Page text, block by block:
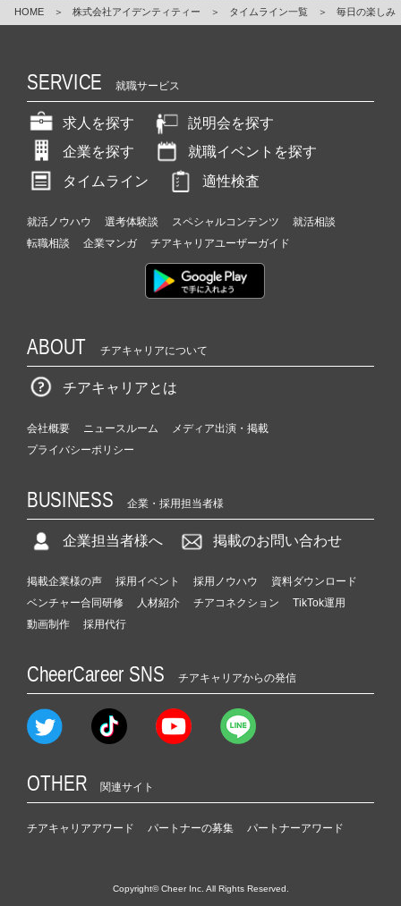
HOME ＞ 株式会社アイデンティティー ＞ タイムライン一覧 ＞ 毎日の楽しみ
SERVICE 就職サービス
求人を探す
説明会を探す
企業を探す
就職イベントを探す
タイムライン
適性検査
就活ノウハウ 選考体験談 スペシャルコンテンツ
就活相談
転職相談
企業マンガ チアキャリアユーザーガイド
ABOUT チアキャリアについて
チアキャリアとは
会社概要 ニュースルーム
メディア出演・掲載
プライバシーポリシー
BUSINESS 企業・採用担当者様
企業担当者様へ 掲載のお問い合わせ
掲載企業様の声 採用イベント 採用ノウハウ
資料ダウンロード
ベンチャー合同研修
人材紹介 チアコネクション
TikTok運用
動画制作
採用代行
CheerCareer SNS チアキャリアからの発信
OTHER 関連サイト
チアキャリアアワード パートナーの募集 パートナーアワード
Copyright© Cheer Inc. All Rights Reserved.